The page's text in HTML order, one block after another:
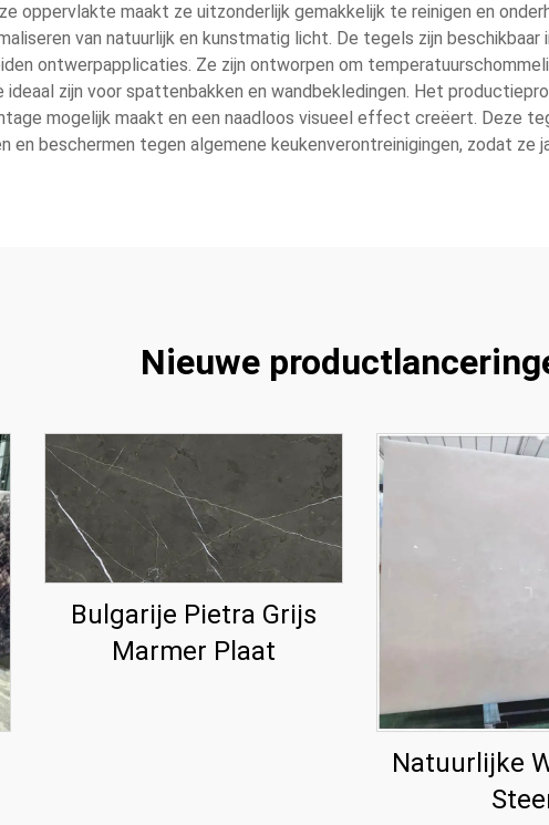
oppervlakte maakt ze uitzonderlijk gemakkelijk te reinigen en
van natuurlijk en kunstmatig licht. De tegels zijn
ontwerpapplicaties. Ze zijn ontworpen om
ideaal zijn voor spattenbakken en wandbekledingen. Het
mogelijk maakt en een naadloos visueel effect creëert. Deze
en beschermen tegen algemene keukenverontreinigingen, zodat ze
Nieuwe
Bulgarije Pietra Grijs
Marmer Plaat
Natuurlijke